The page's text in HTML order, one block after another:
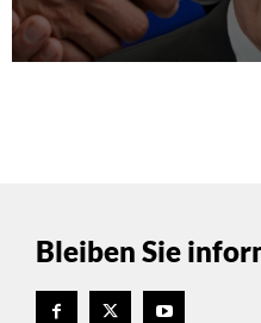
Bleiben Sie